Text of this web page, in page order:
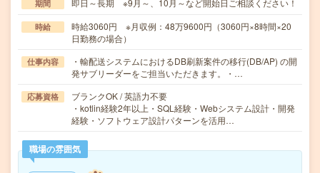
期間 即日～長期 ※9月～、10月～など開始日ご相談ください！
時給
時給3060円 ※月収例：48万9600円（3060円×8時間×20
日勤務の場合）
仕事内容
・輸配送システムにおけるDB刷新案件の移行(DB/AP) の開
発サブリーダーをご担当いただきます。・…
応募資格
ブランクOK / 英語力不要
・kotlin経験2年以上・SQL経験・Webシステム設計・開発
経験・ソフトウェア設計パターンを活用…
職場の雰囲気